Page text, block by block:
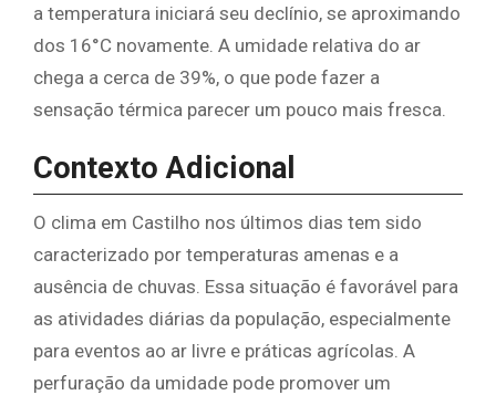
a temperatura iniciará seu declínio, se aproximando
dos 16°C novamente. A umidade relativa do ar
chega a cerca de 39%, o que pode fazer a
sensação térmica parecer um pouco mais fresca.
Contexto Adicional
O clima em Castilho nos últimos dias tem sido
caracterizado por temperaturas amenas e a
ausência de chuvas. Essa situação é favorável para
as atividades diárias da população, especialmente
para eventos ao ar livre e práticas agrícolas. A
perfuração da umidade pode promover um